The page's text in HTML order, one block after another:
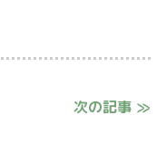
次の記事 ≫